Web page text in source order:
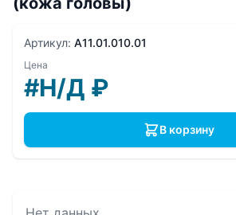
Артикул: A11.01.010.01
Цена
#Н/Д ₽
В корзину